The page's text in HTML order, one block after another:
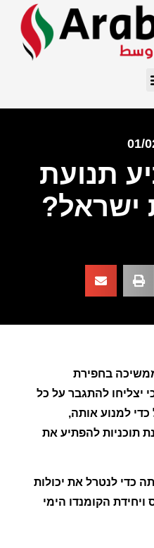
01/
תנועת
בחפירת
יצליחו להתגבר על כל
למנוע אותה,
תוכניות להפתיע את
כדי לנטרל את יכולות
הקומנדו הימי